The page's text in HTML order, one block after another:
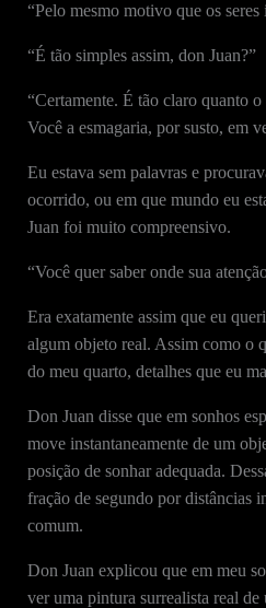
“Pelo mesmo motivo que os
“É tão simples assim, don Juan?”
“Certamente. É tão claro quanto o
Você a esmagaria, por susto, em
Eu estava sem palavras e
ocorrido, ou em que mundo eu
Juan foi muito compreensivo.
“Você quer saber onde sua
Era exatamente assim que eu
algum objeto real. Assim como o
do meu quarto, detalhes que eu
Don Juan disse que em sonhos
move instantaneamente de um
posição de sonhar adequada.
fração de segundo por distâncias
comum.
Don Juan explicou que em meu
ver uma pintura surrealista real